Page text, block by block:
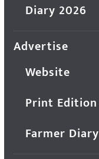
Diary 2026
Advertise
Website
Print Edition
Farmer Diary